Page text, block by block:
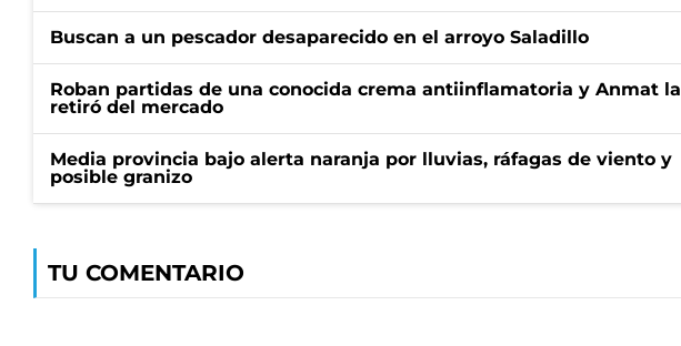
Buscan a un pescador desaparecido en el arroyo Saladillo
Roban partidas de una conocida crema antiinflamatoria y Anmat la
retiró del mercado
Media provincia bajo alerta naranja por lluvias, ráfagas de viento y
posible granizo
TU COMENTARIO